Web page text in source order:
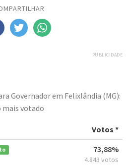
PUBLICIDADE
Governador em Felixlândia (MG):
mais votado
Votos *
73,88%
4.843 votos